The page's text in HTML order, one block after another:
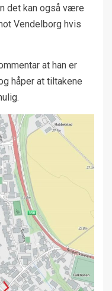
det kan også være
Vendelborg hvis
at han er
håper at tiltakene